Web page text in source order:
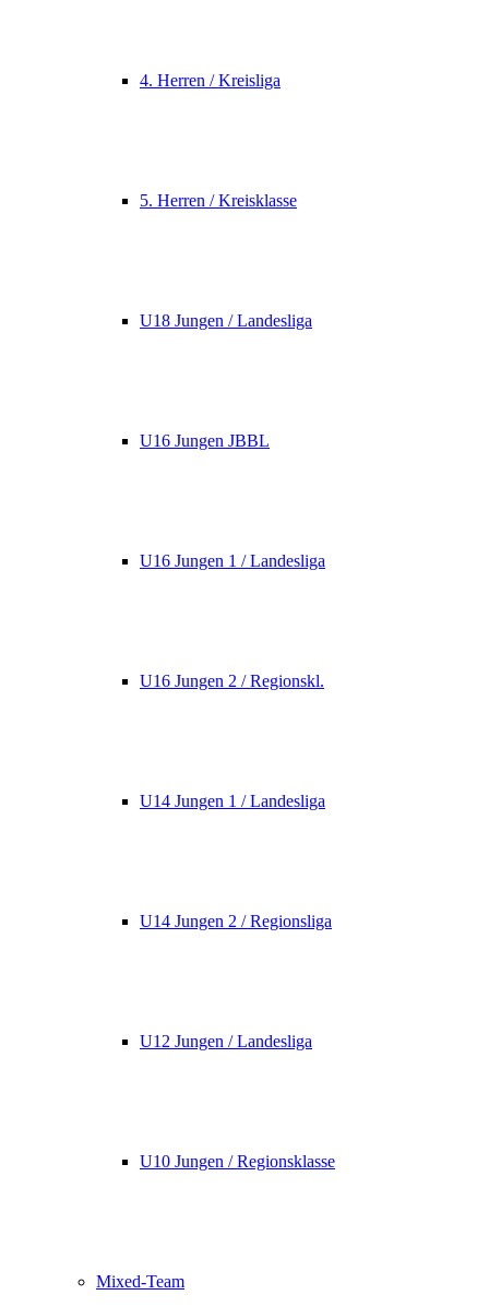
4. Herren / Kreisliga
5. Herren / Kreisklasse
U18 Jungen / Landesliga
U16 Jungen JBBL
U16 Jungen 1 / Landesliga
U16 Jungen 2 / Regionskl.
U14 Jungen 1 / Landesliga
U14 Jungen 2 / Regionsliga
U12 Jungen / Landesliga
U10 Jungen / Regionsklasse
Mixed-Team